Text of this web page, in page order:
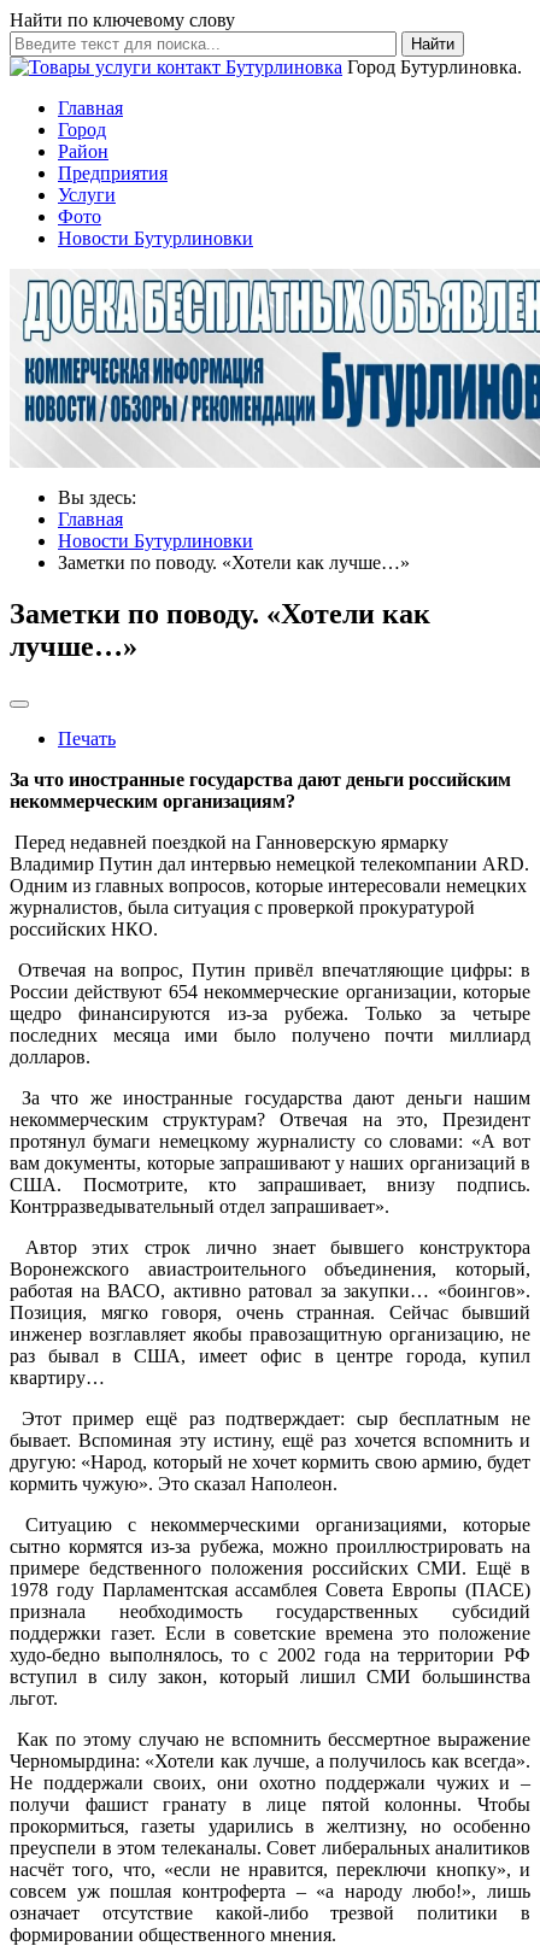
Найти по ключевому слову
Найти
Город Бутурлиновка.
Главная
Город
Район
Предприятия
Услуги
Фото
Новости Бутурлиновки
Вы здесь:
Главная
Новости Бутурлиновки
Заметки по поводу. «Хотели как лучше…»
Заметки по поводу. «Хотели как
лучше…»
Печать
За что иностранные государства дают деньги российским
некоммерческим организациям?
Перед недавней поездкой на Ганноверскую ярмарку
Владимир Путин дал интервью немецкой телекомпании ARD.
Одним из главных вопросов, которые интересовали немецких
журналистов, была ситуация с проверкой прокуратурой
российских НКО.
Отвечая на вопрос, Путин привёл впечатляющие цифры: в
России действуют 654 некоммерческие организации, которые
щедро финансируются из-за рубежа. Только за четыре
последних месяца ими было получено почти миллиард
долларов.
За что же иностранные государства дают деньги нашим
некоммерческим структурам? Отвечая на это, Президент
протянул бумаги немецкому журналисту со словами: «А вот
вам документы, которые запрашивают у наших организаций в
США. Посмотрите, кто запрашивает, внизу подпись.
Контрразведывательный отдел запрашивает».
Автор этих строк лично знает бывшего конструктора
Воронежского авиастроительного объединения, который,
работая на ВАСО, активно ратовал за закупки… «боингов».
Позиция, мягко говоря, очень странная. Сейчас бывший
инженер возглавляет якобы правозащитную организацию, не
раз бывал в США, имеет офис в центре города, купил
квартиру…
Этот пример ещё раз подтверждает: сыр бесплатным не
бывает. Вспоминая эту истину, ещё раз хочется вспомнить и
другую: «Народ, который не хочет кормить свою армию, будет
кормить чужую». Это сказал Наполеон.
Ситуацию с некоммерческими организациями, которые
сытно кормятся из-за рубежа, можно проиллюстрировать на
примере бедственного положения российских СМИ. Ещё в
1978 году Парламентская ассамблея Совета Европы (ПАСЕ)
признала необходимость государственных субсидий
поддержки газет. Если в советские времена это положение
худо-бедно выполнялось, то с 2002 года на территории РФ
вступил в силу закон, который лишил СМИ большинства
льгот.
Как по этому случаю не вспомнить бессмертное выражение
Черномырдина: «Хотели как лучше, а получилось как всегда».
Не поддержали своих, они охотно поддержали чужих и –
получи фашист гранату в лице пятой колонны. Чтобы
прокормиться, газеты ударились в желтизну, но особенно
преуспели в этом телеканалы. Совет либеральных аналитиков
насчёт того, что, «если не нравится, переключи кнопку», и
совсем уж пошлая контроферта – «а народу любо!», лишь
означает отсутствие какой-либо трезвой политики в
формировании общественного мнения.